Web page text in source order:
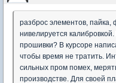
разброс элементов,
нивелируется
прошивки? В курсоре
чтобы время не тратить.
сильных пром помех,
производстве. Для своей